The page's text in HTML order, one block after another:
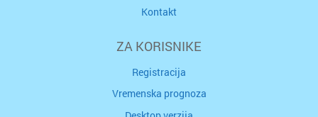
Kontakt
ZA KORISNIKE
Registracija
Vremenska prognoza